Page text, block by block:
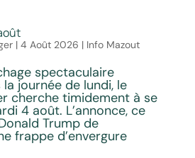
| 4 Août 2026 | Info Mazout
spectaculaire
journée de lundi, le
cherche timidement à se
4 août. L’annonce, ce
Trump de
frappe d’envergure